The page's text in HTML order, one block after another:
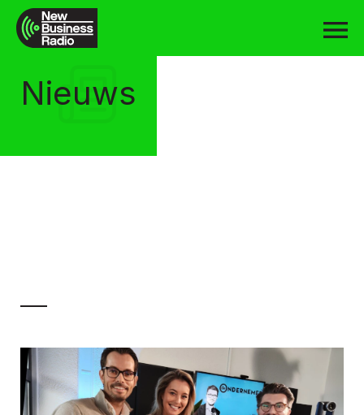
Nieuws